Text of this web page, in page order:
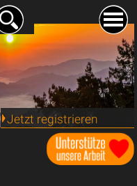
Jetzt registrieren